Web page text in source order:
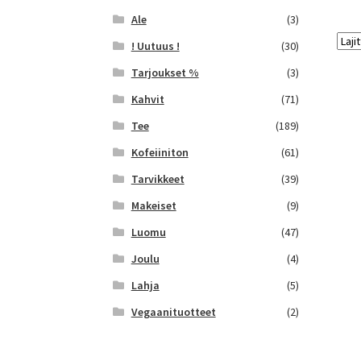
Ale
(3)
! Uutuus !
(30)
Tarjoukset %
(3)
Kahvit
(71)
Tee
(189)
Kofeiiniton
(61)
Tarvikkeet
(39)
Makeiset
(9)
Luomu
(47)
Joulu
(4)
Lahja
(5)
Vegaanituotteet
(2)